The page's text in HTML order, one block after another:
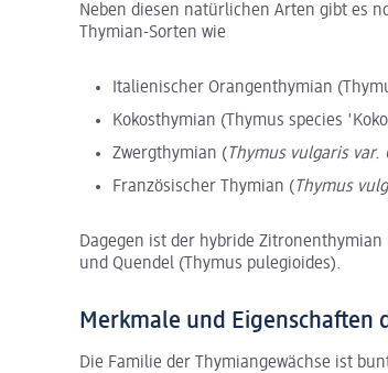
Neben diesen natürlichen Arten gibt es
Thymian-Sorten wie
Italienischer Orangenthymian
Kokosthymian (Thymus species
Zwergthymian (Thymus vulgaris var.
Französischer Thymian (Thymus
Dagegen ist der hybride
und Quendel (Thymus pulegioides).
Merkmale und Eigenschaften
Die Familie der Thymiangewächse ist